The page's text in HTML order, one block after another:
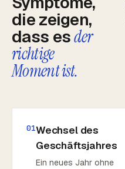
die zeigen,
dass esder
richtige
Moment ist.
01Wechsel des
Geschäftsjahres
Ein neues Jahr ohne